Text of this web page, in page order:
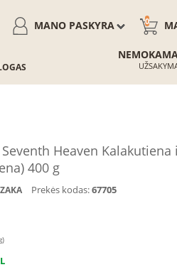
0
MANO PASKYRA
Seventh Heaven
400 g
Prekės kodas:67705